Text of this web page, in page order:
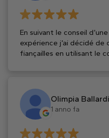
En suivant le conseil
expérience j’ai décidé de
fiançailles en utilisant le
Olimpia
1 anno fa